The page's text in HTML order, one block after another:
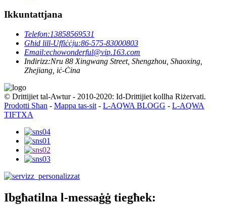
Ikkuntattjana
Telefon:13858569531
Għid lill-Uffiċċju:86-575-83000803
Email:echowonderful@vip.163.com
Indirizz:Nru 88 Xingwang Street, Shengzhou, Shaoxing,
Zhejiang, iċ-Ċina
© Drittijiet tal-Awtur - 2010-2020: Id-Drittijiet kollha Riżervati.
Prodotti Sħan - Mappa tas-sit - L-AQWA BLOGG - L-AQWA
TIFTXA
Ibgħatilna l-messaġġ tiegħek: